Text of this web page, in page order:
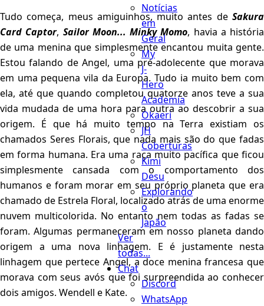
Notícias
em
Geral
My
J-
Hero
Academia
Okaeri
JH
Coberturas
Kimi
Desu
Explorando
o
Japão
Ver
todas...
Chat
Discord
WhatsApp
Tudo começa, meus amiguinhos, muito antes de Sakura
Card Captor, Sailor Moon... Minky Momo, havia a história
de uma menina que simplesmente encantou muita gente.
Estou falando de Angel, uma pré-adolecente que morava
em uma pequena vila da Europa. Tudo ia muito bem com
ela, até que quando completou quatorze anos teve a sua
vida mudada de uma hora para outra ao descobrir a sua
origem. É que há muito tempo na Terra existiam os
chamados Seres Florais, que nada mais são do que fadas
em forma humana. Era uma raça muito pacífica que ficou
simplesmente cansada com o comportamento dos
humanos e foram morar em seu próprio planeta que era
chamado de Estrela Floral, localizado atrás de uma enorme
nuvem multicolorida. No entanto nem todas as fadas se
foram. Algumas permaneceram em nosso planeta dando
origem a uma nova linhagem. E é justamente nesta
linhagem que pertece Angel, a doce menina francesa que
morava com seus avós que foi surpreendida ao conhecer
dois amigos. Wendell e Kate.